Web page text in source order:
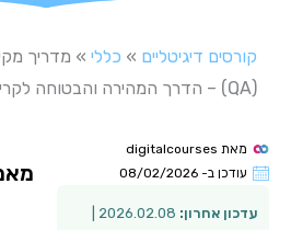
קורסים דיגיטליים » כללי » מדריך
(QA) – הדרך המהירה והבטוחה לקריירה בהייטק
מאת
עודכן ב- 08/02/2026
עדכון אחרון: